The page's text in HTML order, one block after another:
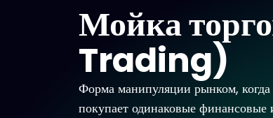
Мойка
Trading)
Форма манипуляции рынком,
покупает одинаковые